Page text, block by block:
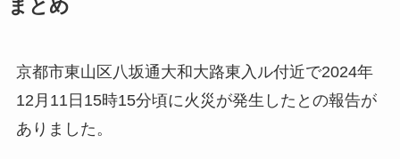
まとめ
京都市東山区八坂通大和大路東入ル付近で2024年
12月11日15時15分頃に火災が発生したとの報告が
ありました。